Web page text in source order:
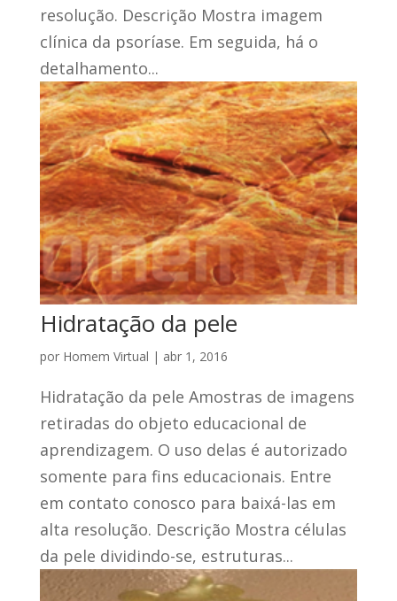
resolução. Descrição Mostra imagem
clínica da psoríase. Em seguida, há o
detalhamento...
Hidratação da pele
por Homem Virtual | abr 1, 2016
Hidratação da pele Amostras de imagens
retiradas do objeto educacional de
aprendizagem. O uso delas é autorizado
somente para fins educacionais. Entre
em contato conosco para baixá-las em
alta resolução. Descrição Mostra células
da pele dividindo-se, estruturas...